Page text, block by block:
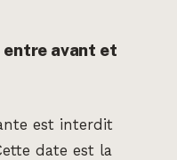
avant et
est interdit
date est la